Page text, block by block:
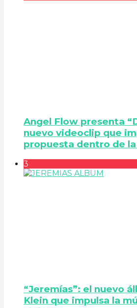
Angel Flow presenta
nuevo videoclip que
propuesta dentro de
3
“Jeremías”: el nuevo
Klein que impulsa la